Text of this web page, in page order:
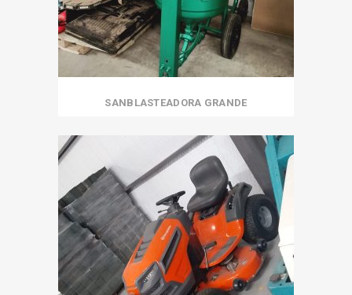
SANBLASTEADORA GRANDE